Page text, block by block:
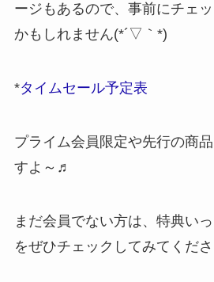
ージもあるので、事前にチェ
かもしれません(*´▽｀*)
*タイムセール予定表
プライム会員限定や先行の商
すよ～♬
まだ会員でない方は、特典い
をぜひチェックしてみてくだ